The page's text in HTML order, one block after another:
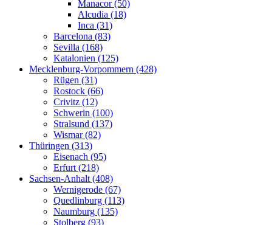
Manacor (50)
Alcudia (18)
Inca (31)
Barcelona (83)
Sevilla (168)
Katalonien (125)
Mecklenburg-Vorpommern (428)
Rügen (31)
Rostock (66)
Crivitz (12)
Schwerin (100)
Stralsund (137)
Wismar (82)
Thüringen (313)
Eisenach (95)
Erfurt (218)
Sachsen-Anhalt (408)
Wernigerode (67)
Quedlinburg (113)
Naumburg (135)
Stolberg (93)